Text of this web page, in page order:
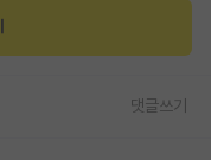
댓글쓰기